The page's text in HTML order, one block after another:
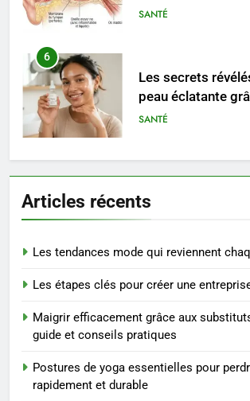
saignements
SANTÉ
6
Les secrets
peau éclatante
Ordinary
SANTÉ
7
seniors:
exercices
BIEN ÊTRE
Voyance à La
sérieux à un tarif
BIEN ÊTRE
1
Les tendances
Articles récents
Les tendances mode qui reviennent
Les étapes clés pour créer une
Maigrir efficacement grâce aux
guide et conseils pratiques
Postures de yoga essentielles pour
rapidement et durable